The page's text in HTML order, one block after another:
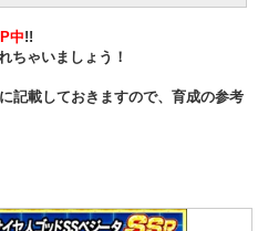
中!!
ちゃいましょう！
記載しておきますので、育成の参考